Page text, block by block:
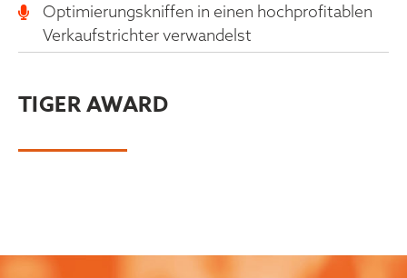
TIGER AWARD
Optimierungskniffen in einen hochprofitablen
Verkaufstrichter verwandelst